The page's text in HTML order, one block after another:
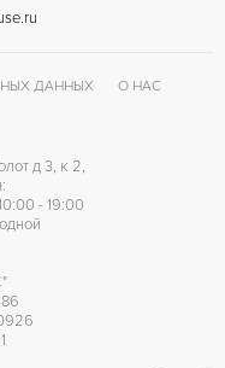
ДАННЫХ
О НАС
д 3, к 2,
- 19:00